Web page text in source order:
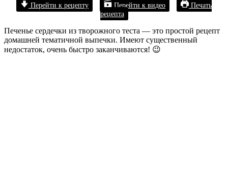
Перейти к рецепту Перейти к видео
Печать
рецепта
Печенье сердечки из творожного теста — это простой рецепт
домашней тематичной выпечки. Имеют существенный
недостаток, очень быстро заканчиваются! 😉